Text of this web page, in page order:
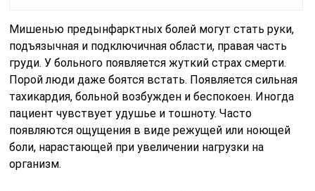
Мишенью предынфарктных болей могут стать руки,
подъязычная и подключичная области, правая часть
груди. У больного появляется жуткий страх смерти.
Порой люди даже боятся встать. Появляется сильная
тахикардия, больной возбужден и беспокоен. Иногда
пациент чувствует удушье и тошноту. Часто
появляются ощущения в виде режущей или ноющей
боли, нарастающей при увеличении нагрузки на
организм.